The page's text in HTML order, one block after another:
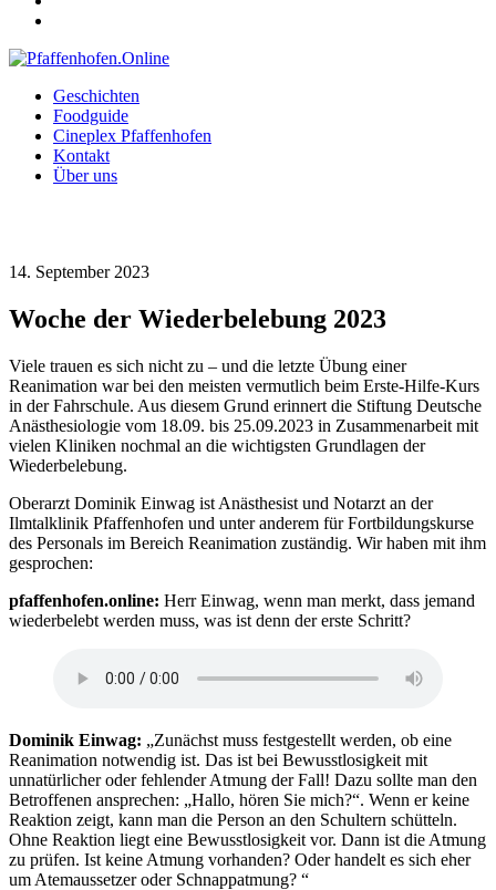
Geschichten
Foodguide
Cineplex Pfaffenhofen
Kontakt
Über uns
14. September 2023
Woche der Wiederbelebung 2023
Viele trauen es sich nicht zu – und die letzte Übung einer
Reanimation war bei den meisten vermutlich beim Erste-Hilfe-Kurs
in der Fahrschule. Aus diesem Grund erinnert die Stiftung Deutsche
Anästhesiologie vom 18.09. bis 25.09.2023 in Zusammenarbeit mit
vielen Kliniken nochmal an die wichtigsten Grundlagen der
Wiederbelebung.
Oberarzt Dominik Einwag ist Anästhesist und Notarzt an der
Ilmtalklinik Pfaffenhofen und unter anderem für Fortbildungskurse
des Personals im Bereich Reanimation zuständig. Wir haben mit ihm
gesprochen:
pfaffenhofen.online: Herr Einwag, wenn man merkt, dass jemand
wiederbelebt werden muss, was ist denn der erste Schritt?
Dominik Einwag: „Zunächst muss festgestellt werden, ob eine
Reanimation notwendig ist. Das ist bei Bewusstlosigkeit mit
unnatürlicher oder fehlender Atmung der Fall! Dazu sollte man den
Betroffenen ansprechen: „Hallo, hören Sie mich?“. Wenn er keine
Reaktion zeigt, kann man die Person an den Schultern schütteln.
Ohne Reaktion liegt eine Bewusstlosigkeit vor. Dann ist die Atmung
zu prüfen. Ist keine Atmung vorhanden? Oder handelt es sich eher
um Atemaussetzer oder Schnappatmung? “